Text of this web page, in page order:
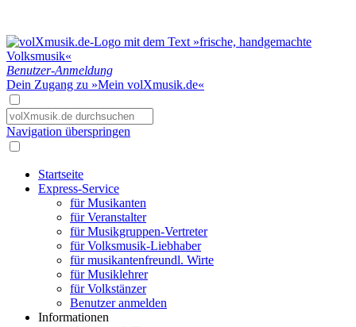
Benutzer-Anmeldung
Dein Zugang zu »Mein volXmusik.de«
Navigation überspringen
Startseite
Express-Service
für Musikanten
für Veranstalter
für Musikgruppen-Vertreter
für Volksmusik-Liebhaber
für musikantenfreundl. Wirte
für Musiklehrer
für Volkstänzer
Benutzer anmelden
Informationen